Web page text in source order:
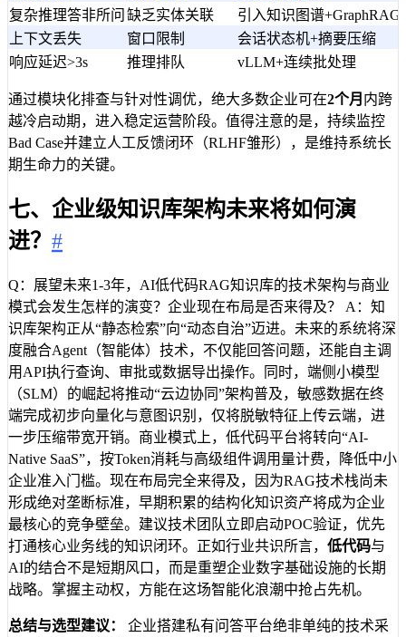
复杂推理答非所问 缺乏实体关联 引入知识图谱+GraphRAG
上下文丢失
窗口限制 会话状态机+摘要压缩
响应延迟>3s
推理排队 vLLM+连续批处理
通过模块化排查与针对性调优，绝大多数企业可在2个月 内跨
越冷启动期，进入稳定运营阶段。值得注意的是，持续监控
Bad Case并建立人工反馈闭环（RLHF雏形），是维持系统长
期生命力的关键。
七、企业级知识库架构未来将如何演
进？ #
Q：展望未来1-3年，AI低代码RAG知识库的技术架构与商业
模式会发生怎样的演变？企业现在布局是否来得及？ A：知
识库架构正从“静态检索”向“动态自治”迈进。未来的系统将深
度融合Agent（智能体）技术，不仅能回答问题，还能自主调
用API执行查询、审批或数据导出操作。同时，端侧小模型
（SLM）的崛起将推动“云边协同”架构普及，敏感数据在终
端完成初步向量化与意图识别，仅将脱敏特征上传云端，进
一步压缩带宽开销。商业模式上，低代码平台将转向“AI-
Native SaaS”，按Token消耗与高级组件调用量计费，降低中小
企业准入门槛。现在布局完全来得及，因为RAG技术栈尚未
形成绝对垄断标准，早期积累的结构化知识资产将成为企业
最核心的竞争壁垒。建议技术团队立即启动POC验证，优先
打通核心业务线的知识闭环。正如行业共识所言， 低代码与
AI的结合不是短期风口，而是重塑企业数字基础设施的长期
战略。掌握主动权，方能在这场智能化浪潮中抢占先机。
总结与选型建议：
企业搭建私有问答平台绝非单纯的技术采